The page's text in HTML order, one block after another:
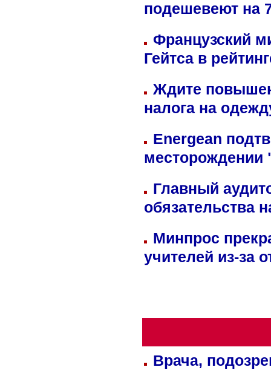
подешевеют на
Французский
Гейтса в
Ждите
налога на
Energean
Главный
обязательства
Минпрос
учителей из-за
Врача,